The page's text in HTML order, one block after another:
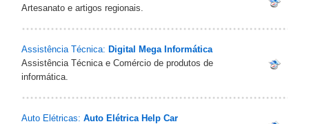
Artesanato e artigos regionais.
Assistência Técnica: Digital Mega Informática
Assistência Técnica e Comércio de produtos de
informática.
Auto Elétricas: Auto Elétrica Help Car